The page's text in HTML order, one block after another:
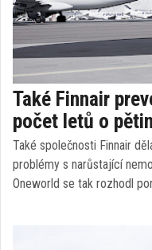
Také Finnair
počet letů o
Také společnosti Finnair
problémy s narůstající
Oneworld se tak rozhodl